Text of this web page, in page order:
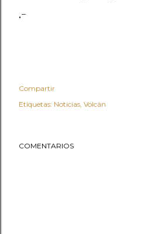
.-
Compartir
Etiquetas: Noticias Volcán
COMENTARIOS